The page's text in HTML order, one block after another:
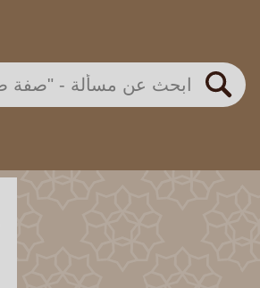
بحث
اللجنة الدائمة